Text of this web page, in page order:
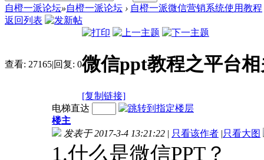
自橙一派论坛»自橙一派论坛 › 自橙一派微信营销系统使用教程
返回列表
查看: 27165|回复: 0微信ppt教程之平台
[复制链接]
电梯直达
楼主
发表于 2017-3-4 13:21:22 | 只看该作者 |只看大图
1.什么是微信PPT？